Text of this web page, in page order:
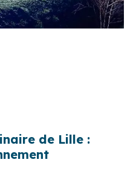
de Lille :